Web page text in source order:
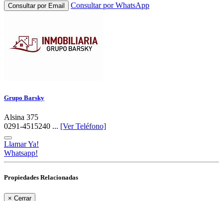
Consultar por Email Consultar por WhatsApp
Grupo Barsky
Alsina 375
0291-4515240 ... [Ver Teléfono]
Llamar Ya!
Whatsapp!
Propiedades Relacionadas
× Cerrar